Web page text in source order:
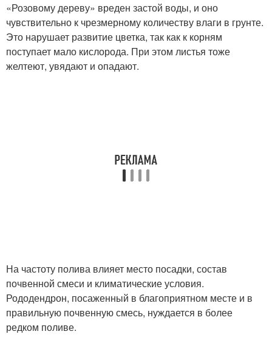
«Розовому дереву» вреден застой воды, и оно
чувствительно к чрезмерному количеству влаги в грунте.
Это нарушает развитие цветка, так как к корням
поступает мало кислорода. При этом листья тоже
желтеют, увядают и опадают.
На частоту полива влияет место посадки, состав
почвенной смеси и климатические условия.
Рододендрон, посаженный в благоприятном месте и в
правильную почвенную смесь, нуждается в более
редком поливе.